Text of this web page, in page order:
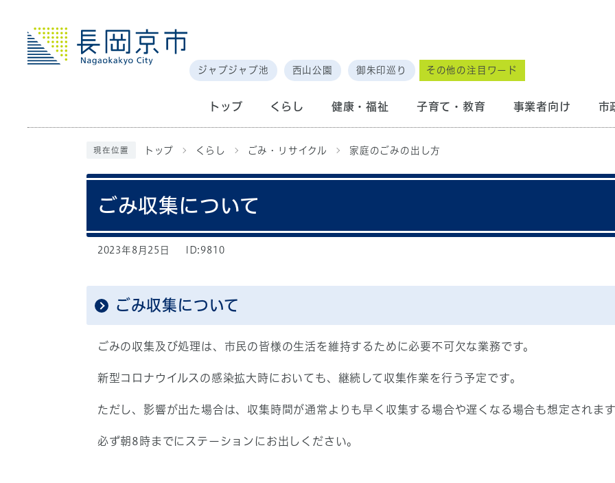
ジャブジャブ池 西山公園 御朱印巡り その他の注目ワード
トップ くらし 健康・福祉 子育て・教育 事業者向け 市
現在位置 トップ くらし ごみ・リサイクル 家庭のごみの出し方
ごみ収集について
2023年8月25日 ID:9810
ごみ収集について
ごみの収集及び処理は、市民の皆様の生活を維持するために必要不可欠な業務です。
新型コロナウイルスの感染拡大時においても、継続して収集作業を行う予定です。
ただし、影響が出た場合は、収集時間が通常よりも早く収集する場合や遅くなる場合も想定されま
必ず朝8時までにステーションにお出しください。